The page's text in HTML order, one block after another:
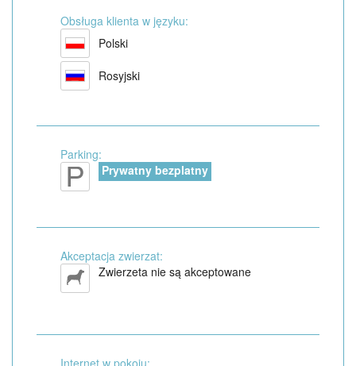
Obsługa klienta w języku:
Polski
Rosyjski
Parking:
Prywatny bezplatny
Akceptacja zwierzat:
Zwierzeta nie są akceptowane